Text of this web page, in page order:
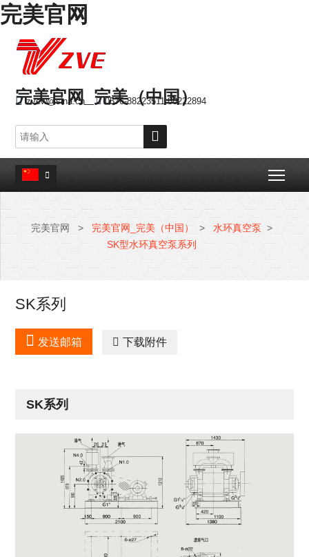
完美官网
完美官网_完美（中国）
 zvew@sina.cn  0576-88223511 88222894


完美官网 > 完美官网_完美（中国） > 水环真空泵 >
SK型水环真空泵系列
SK系列
 发送邮箱  下载附件
SK系列